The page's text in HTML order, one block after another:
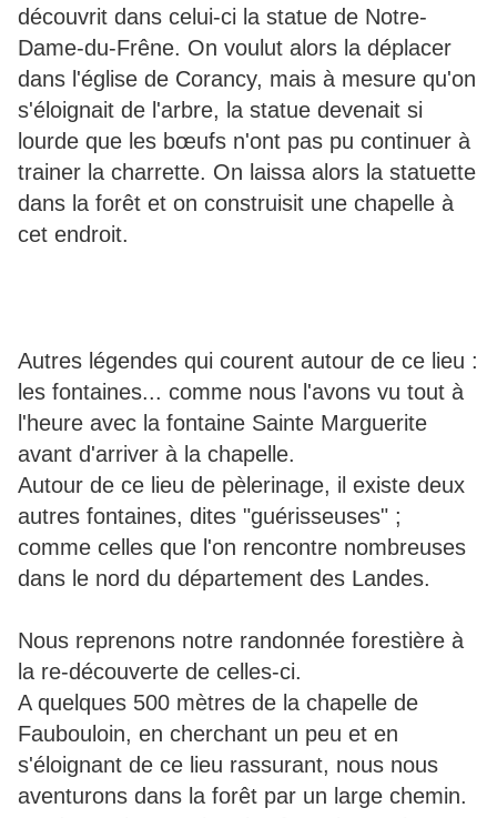
découvrit dans celui-ci la statue de Notre-
Dame-du-Frêne. On voulut alors la déplacer
dans l'église de Corancy, mais à mesure qu'on
s'éloignait de l'arbre, la statue devenait si
lourde que les bœufs n'ont pas pu continuer à
trainer la charrette. On laissa alors la statuette
dans la forêt et on construisit une chapelle à
cet endroit.
Autres légendes qui courent autour de ce lieu :
les fontaines... comme nous l'avons vu tout à
l'heure avec la fontaine Sainte Marguerite
avant d'arriver à la chapelle.
Autour de ce lieu de pèlerinage, il existe deux
autres fontaines, dites "guérisseuses" ;
comme celles que l'on rencontre nombreuses
dans le nord du département des Landes.
Nous reprenons notre randonnée forestière à
la re-découverte de celles-ci.
A quelques 500 mètres de la chapelle de
Faubouloin, en cherchant un peu et en
s'éloignant de ce lieu rassurant, nous nous
aventurons dans la forêt par un large chemin.